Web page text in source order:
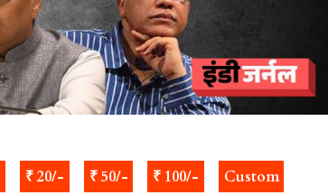
₹ 20/- ₹ 50/- ₹ 100/- Custom